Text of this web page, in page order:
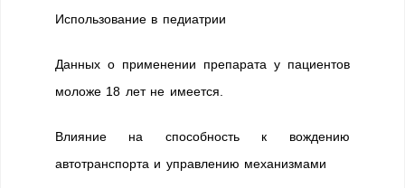
Использование в педиатрии
Данных о применении препарата у пациентов
моложе 18 лет не имеется.
Влияние на способность к вождению
автотранспорта и управлению механизмами